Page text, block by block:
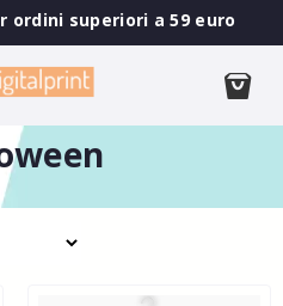
ordini superiori a 59 euro